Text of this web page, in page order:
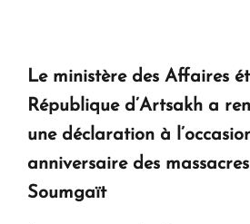
Le ministère des Affaires
République d’Artsakh a
une déclaration à
anniversaire des
Soumgaït